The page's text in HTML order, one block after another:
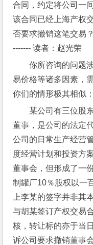
合同，约定将公司一
该合同已经上海产权
否要求撤销这笔交易？
------- 读者：赵光荣
你所咨询的问题
易价格等诸多因素，
你们的情形极其相似：
某公司有三位股
董事，是公司的法定
公司的日常生产经营
度经营计划和投资方
董事会，但形成了一
制罐厂10％股权以一
上李某的签字并非其
与胡某签订产权交易
核，转让标的亦于当
诉公司要求撤销董事